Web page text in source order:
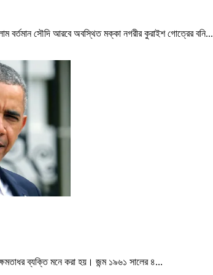
বর্তমান সৌদি আরবে অবস্থিত মক্কা নগরীর কুরাইশ গোত্রের বনি...
ক্ষমতাধর ব্যক্তি মনে করা হয়। জন্ম ১৯৬১ সালের ৪...